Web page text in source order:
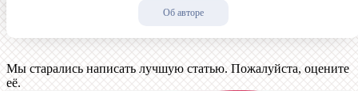
Об авторе
Мы старались написать лучшую статью. Пожалуйста, оцените
её.